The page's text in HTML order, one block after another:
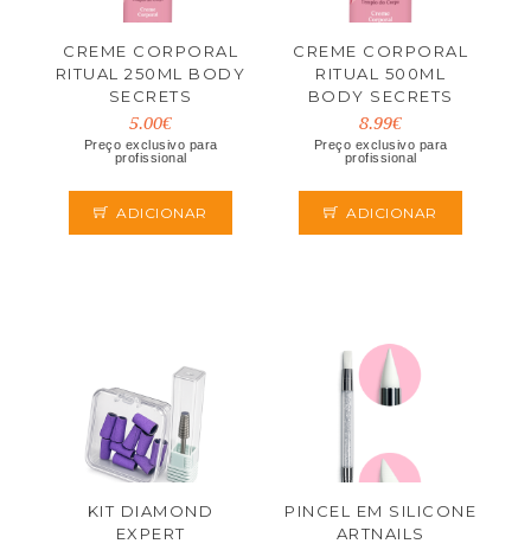
CREME CORPORAL
RITUAL 250ML BODY
SECRETS
5.00€
Preço exclusivo para
profissional
ADICIONAR
CREME CORPORAL
RITUAL 500ML
BODY SECRETS
8.99€
Preço exclusivo para
profissional
ADICIONAR
KIT DIAMOND
EXPERT
PINCEL EM SILICONE
ARTNAILS